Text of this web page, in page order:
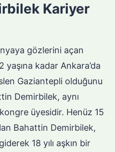
Kariyer
gözlerini açan
kadar Ankara’da
Gaziantepli olduğunu
Demirbilek, aynı
üyesidir. Henüz 15
Bahattin Demirbilek,
18 yılı aşkın bir